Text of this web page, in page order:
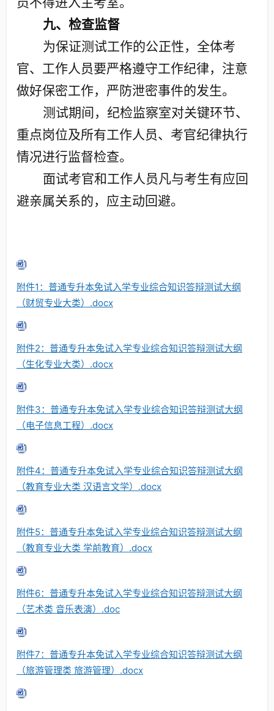
九、检查监督
为保证测试工作的公正性，全体考
官、工作人员要严格遵守工作纪律，注意
做好保密工作，严防泄密事件的发生。
测试期间，纪检监察室对关键环节、
重点岗位及所有工作人员、考官纪律执行
情况进行监督检查。
面试考官和工作人员凡与考生有应回
避亲属关系的，应主动回避。
附件1：普通专升本免试入学专业综合知识答辩测试大纲
（财贸专业大类）.docx
附件2：普通专升本免试入学专业综合知识答辩测试大纲
（生化专业大类）.docx
附件3：普通专升本免试入学专业综合知识答辩测试大纲
（电子信息工程）.docx
附件4：普通专升本免试入学专业综合知识答辩测试大纲
（教育专业大类 汉语言文学）.docx
附件5：普通专升本免试入学专业综合知识答辩测试大纲
（教育专业大类 学前教育）.docx
附件6：普通专升本免试入学专业综合知识答辩测试大纲
（艺术类 音乐表演）.doc
附件7：普通专升本免试入学专业综合知识答辩测试大纲
（旅游管理类 旅游管理）.docx